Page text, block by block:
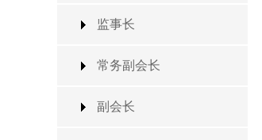
监事长
常务副会长
副会长